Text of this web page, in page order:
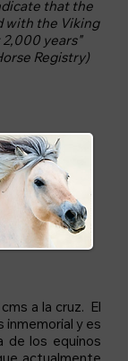
that the
with the Viking
2,000 years"
Registry)
a la cruz. El
inmemorial y es
de los equinos